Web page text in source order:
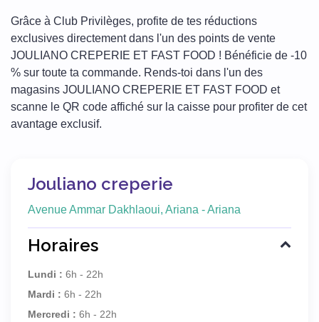
Grâce à Club Privilèges, profite de tes réductions
exclusives directement dans l'un des points de vente
JOULIANO CREPERIE ET FAST FOOD ! Bénéficie de -10
% sur toute ta commande. Rends-toi dans l'un des
magasins JOULIANO CREPERIE ET FAST FOOD et
scanne le QR code affiché sur la caisse pour profiter de cet
avantage exclusif.
Jouliano creperie
Avenue Ammar Dakhlaoui, Ariana - Ariana
Horaires
Lundi : 6h - 22h
Mardi : 6h - 22h
Mercredi : 6h - 22h